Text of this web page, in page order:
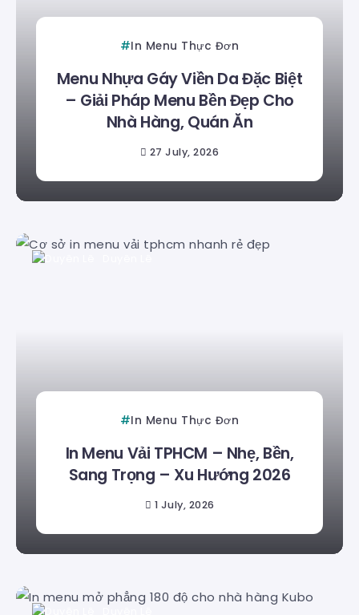
In Menu Thực Đơn
Menu Nhựa Gáy Viền Da Đặc Biệt
– Giải Pháp Menu Bền Đẹp Cho
Nhà Hàng, Quán Ăn
27 July, 2026
In Menu Thực Đơn
In Menu Vải TPHCM – Nhẹ, Bền,
Sang Trọng – Xu Hướng 2026
1 July, 2026